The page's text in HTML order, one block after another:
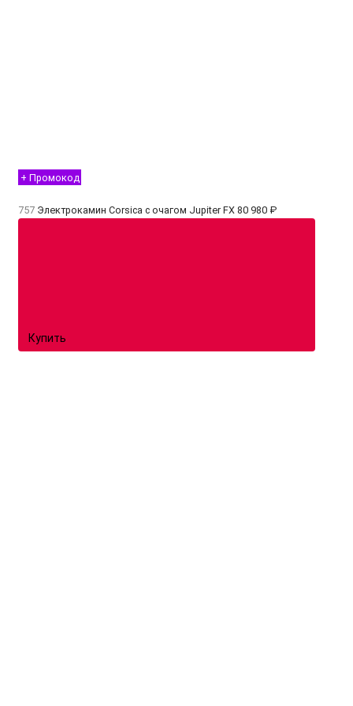
+ Промокод
757 Электрокамин Corsica с очагом Jupiter FX 80 980 ₽
Купить